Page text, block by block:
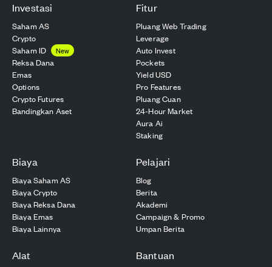
Investasi
Saham AS
Crypto
Saham ID
New
Reksa Dana
Emas
Options
Crypto Futures
Bandingkan Aset
Fitur
Pluang Web Trading
Leverage
Auto Invest
Pockets
Yield USD
Pro Features
Pluang Cuan
24-Hour Market
Aura Ai
Staking
Biaya
Biaya Saham AS
Biaya Crypto
Biaya Reksa Dana
Biaya Emas
Biaya Lainnya
Pelajari
Blog
Berita
Akademi
Campaign & Promo
Umpan Berita
Alat Bantuan